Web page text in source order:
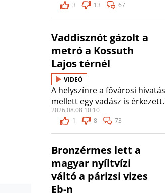
3
13 67
Vaddisznót gázolt a
metró a Kossuth
Lajos térnél
VIDEÓ
A helyszínre a fővárosi
mellett egy vadász is érkezett.
2026.08.08 10:10
1
8 73
Bronzérmes lett a
magyar nyíltvízi
váltó a párizsi vizes
Eb-n